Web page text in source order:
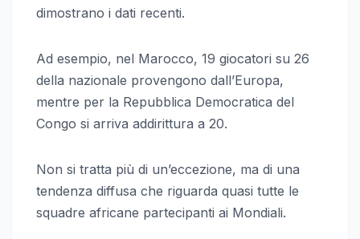
dimostrano i dati recenti.
Ad esempio, nel Marocco, 19 giocatori su 26
della nazionale provengono dall’Europa,
mentre per la Repubblica Democratica del
Congo si arriva addirittura a 20.
Non si tratta più di un’eccezione, ma di una
tendenza diffusa che riguarda quasi tutte le
squadre africane partecipanti ai Mondiali.